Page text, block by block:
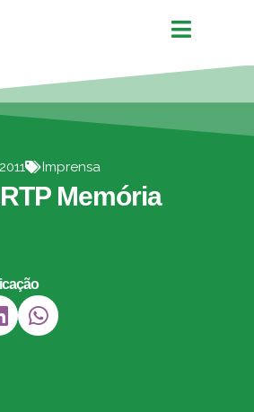
Imprensa
Memória